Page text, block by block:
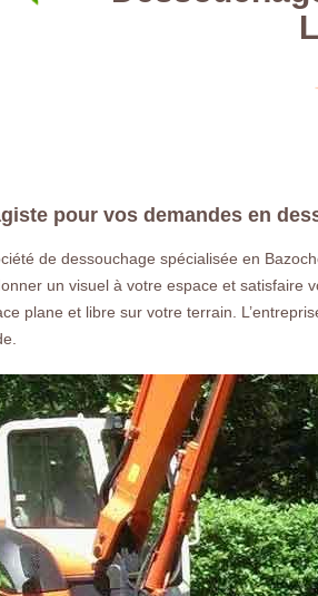
pour vos demandes en
de dessouchage spécialisée en
un visuel à votre espace et satisfaire
plane et libre sur votre terrain.